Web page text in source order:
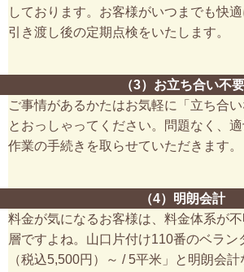
しております。お客様がいつまでも快
引き渡し後の定期点検をいたします。
（3）お立ち合い不要
ご事情があるかたはお気軽に「立ち合い
とおっしゃってください。問題なく、
作業の手続きを取らせていただきます。
（4）明朗会計
料金が気になるお客様は、料金体系が
層ですよね。山口片付け110番のベラン
（税込5,500円）～ / 5平米」と明朗会